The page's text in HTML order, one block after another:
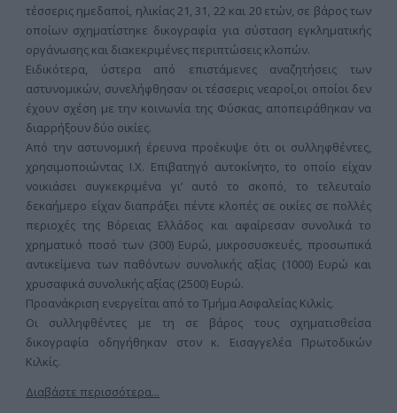
τέσσερις ημεδαποί, ηλικίας 21, 31, 22 και 20 ετών, σε βάρος των
οποίων σχηματίστηκε δικογραφία για σύσταση εγκληματικής
οργάνωσης και διακεκριμένες περιπτώσεις κλοπών.
Ειδικότερα, ύστερα από επιστάμενες αναζητήσεις των
αστυνομικών, συνελήφθησαν οι τέσσερις νεαροί,οι οποίοι δεν
έχουν σχέση με την κοινωνία της Φύσκας, αποπειράθηκαν να
διαρρήξουν δύο οικίες.
Από την αστυνομική έρευνα προέκυψε ότι οι συλληφθέντες,
χρησιμοποιώντας Ι.Χ. Επιβατηγό αυτοκίνητο, το οποίο είχαν
νοικιάσει συγκεκριμένα γι’ αυτό το σκοπό, το τελευταίο
δεκαήμερο είχαν διαπράξει πέντε κλοπές σε οικίες σε πολλές
περιοχές της Βόρειας Ελλάδος και αφαίρεσαν συνολικά το
χρηματικό ποσό των (300) Ευρώ, μικροσυσκευές, προσωπικά
αντικείμενα των παθόντων συνολικής αξίας (1000) Ευρώ και
χρυσαφικά συνολικής αξίας (2500) Ευρώ.
Προανάκριση ενεργείται από το Τμήμα Ασφαλείας Κιλκίς.
Οι συλληφθέντες με τη σε βάρος τους σχηματισθείσα
δικογραφία οδηγήθηκαν στον κ. Εισαγγελέα Πρωτοδικών
Κιλκίς.
Διαβάστε περισσότερα...